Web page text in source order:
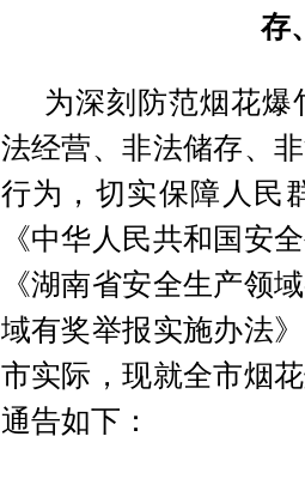
存
为深刻防范烟花
法经营、非法储存、
行为，切实保障人民
《中华人民共和国安
《湖南省安全生产领
域有奖举报实施办法
市实际，现就全市烟
通告如下：